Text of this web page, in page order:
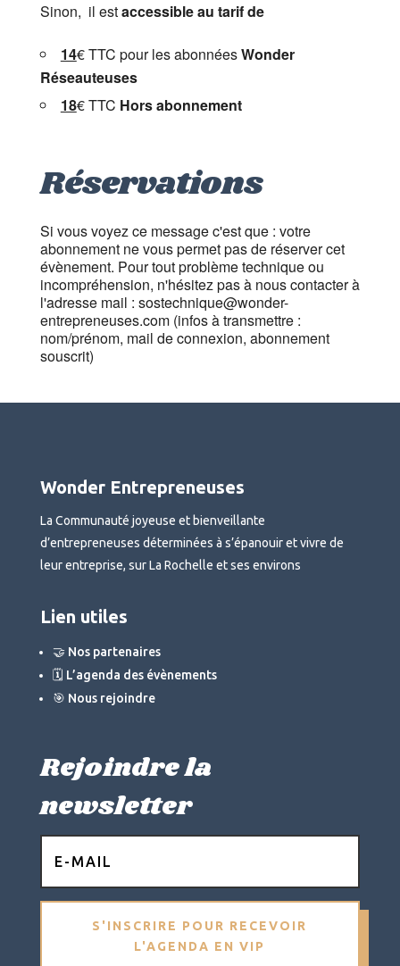
Sinon, il estaccessible au tarif de
14€ TTC pour les abonnéesWonder
Réseauteuses
18€ TTC Hors abonnement
Réservations
Si vous voyez ce message c'est que : votre
abonnement ne vous permet pas de réserver cet
évènement. Pour tout problème technique ou
incompréhension, n'hésitez pas à nous contacter à
l'adresse mail : sostechnique@wonder-
entrepreneuses.com (infos à transmettre :
nom/prénom, mail de connexion, abonnement
souscrit)
Wonder Entrepreneuses
La Communauté joyeuse et bienveillante
d’entrepreneuses déterminées à s’épanouir et vivre de
leur entreprise, sur La Rochelle et ses environs
Lien utiles
🤝 Nos partenaires
🗓 L’agenda des évènements
🎯 Nous rejoindre
Rejoindre la
newsletter
S'INSCRIRE POUR RECEVOIR
L'AGENDA EN VIP